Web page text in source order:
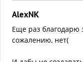
AlexNK
Еще раз благодарю
сожалению, нет(